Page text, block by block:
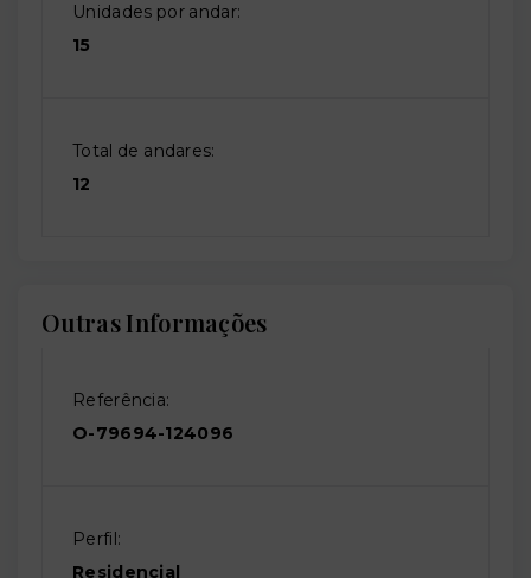
Unidades por andar:
15
Total de andares:
12
Outras Informações
Referência:
O-79694-124096
Perfil:
Residencial